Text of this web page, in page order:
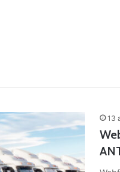
13